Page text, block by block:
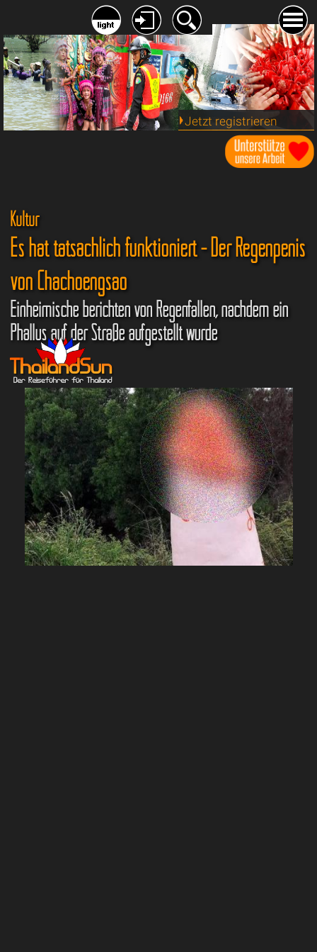
Jetzt registrieren
Kultur
Es hat tatsächlich funktioniert - Der Regenpenis
von Chachoengsao
Einheimische berichten von Regenfällen, nachdem ein
Phallus auf der Straße aufgestellt wurde